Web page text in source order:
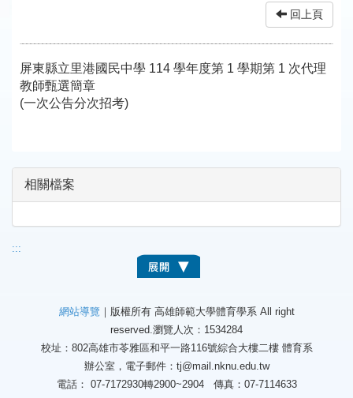
回上頁
屏東縣立里港國民中學 114 學年度第 1 學期第 1 次代理
教師甄選簡章
(一次公告分次招考)
相關檔案
:::
網站導覽 ｜版權所有 高雄師範大學體育學系 All right
reserved. 瀏覽人次：1534284
校址：802高雄市苓雅區和平一路116號綜合大樓二樓 體育系
辦公室，電子郵件：tj@mail.nknu.edu.tw
電話： 07-7172930轉2900~2904 傳真：07-7114633